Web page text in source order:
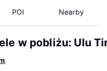
POI Nearby
w pobliżu: Ulu